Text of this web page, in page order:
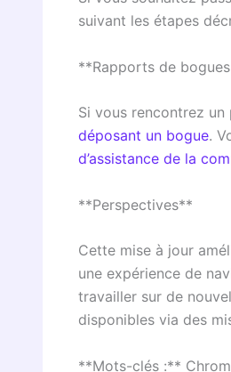
suivant les étapes
**Rapports de
Si vous rencontrez
déposant un bogue.
d’assistance de la
**Perspectives**
Cette mise à jour
une expérience de
travailler sur de
disponibles via des
**Mots-clés :**